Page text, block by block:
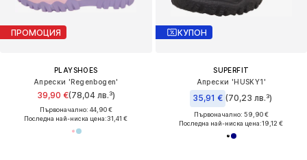
ПРОМОЦИЯ
PLAYSHOES
Апрески 'Regenbogen'
39,90 €(78,04 лв.³)
Първоначално: 44,90 €
Последна най-ниска цена:31,41 €
КУПОН
SUPERFIT
Апрески 'HUSKY1'
35,91 € (70,23 лв.³)
Първоначално: 59,90 €
Последна най-ниска цена:19,12 €